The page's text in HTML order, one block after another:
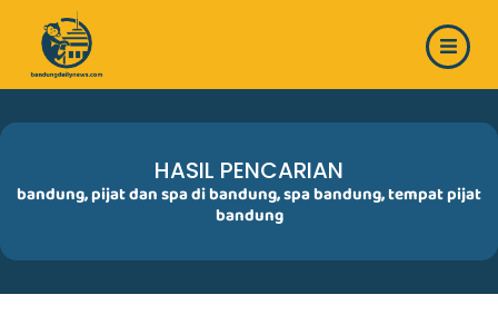
content
HASIL PENCARIAN
bandung,pijat dan spa di bandung,spa bandung,tempat pijat
bandung